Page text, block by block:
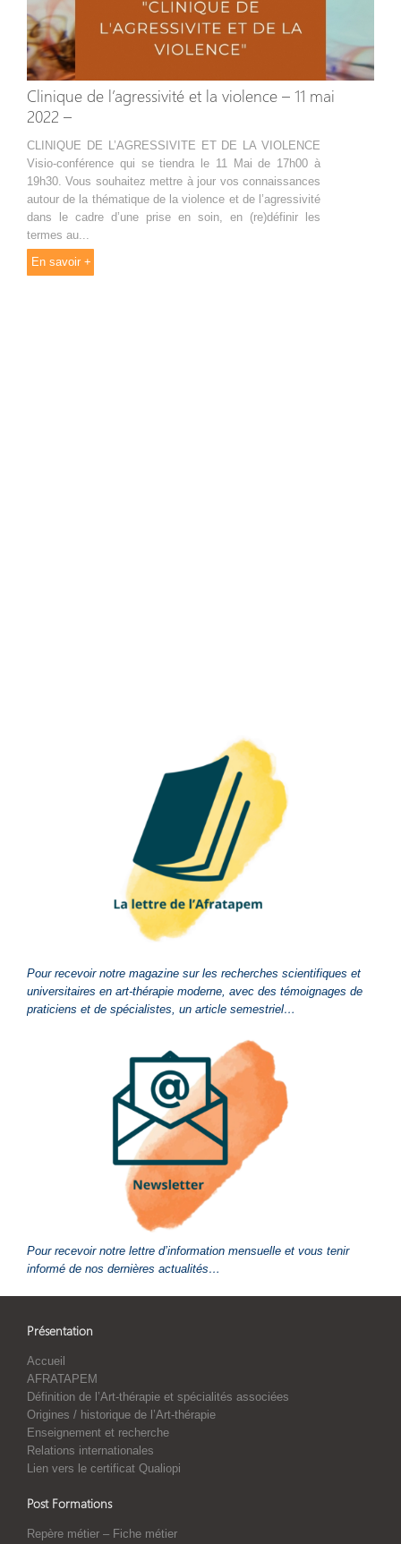
Clinique de l’agressivité et la violence – 11 mai
2022 –
CLINIQUE DE L’AGRESSIVITE ET DE LA VIOLENCE
Visio-conférence qui se tiendra le 11 Mai de 17h00 à
19h30. Vous souhaitez mettre à jour vos connaissances
autour de la thématique de la violence et de l’agressivité
dans le cadre d’une prise en soin, en (re)définir les
termes au...
En savoir +
Pour recevoir notre magazine sur les recherches scientifiques et
universitaires en art-thérapie moderne, avec des témoignages de
praticiens et de spécialistes, un article semestriel…
Pour recevoir notre lettre d’information mensuelle et vous tenir
informé de nos dernières actualités…
Présentation
Accueil
AFRATAPEM
Définition de l’Art-thérapie et spécialités associées
Origines / historique de l’Art-thérapie
Enseignement et recherche
Relations internationales
Lien vers le certificat Qualiopi
Post Formations
Repère métier – Fiche métier